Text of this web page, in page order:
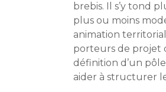
brebis. Il s’y tond
plus ou moins
animation
porteurs de projet
définition d’un
aider à structurer